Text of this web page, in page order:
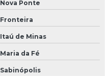
Nova Ponte
Fronteira
Itaú de Minas
Maria da Fé
Sabinópolis